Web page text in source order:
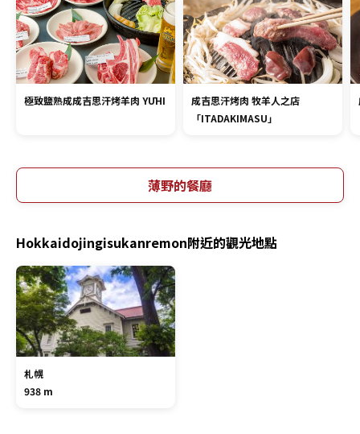
極致鹽熟成成吉思汗烤羊肉 YŪHI
成吉思汗烤肉 牧羊人之店
「ITADAKIMASU」
薄野的餐廳
Hokkaidojingisukanremon附近的觀光地點
札幌
938 m